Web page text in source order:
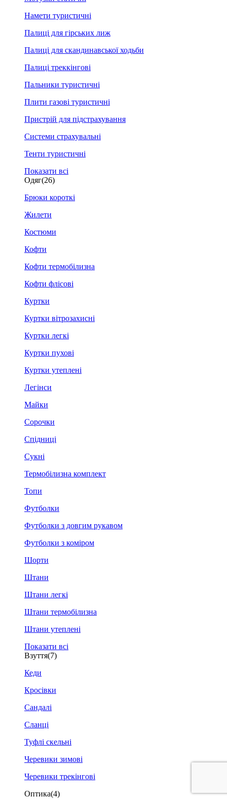
Намети туристичні
Палиці для гірських лиж
Палиці для скандинавської ходьби
Палиці треккінгові
Пальники туристичні
Плити газові туристичні
Пристрій для підстрахування
Системи страхувальні
Тенти туристичні
Показати всі
Одяг(26)
Брюки короткі
Жилети
Костюми
Кофти
Кофти термобілизна
Кофти флісові
Куртки
Куртки вітрозахисні
Куртки легкі
Куртки пухові
Куртки утеплені
Легінси
Майки
Сорочки
Спідниці
Сукні
Термобілизна комплект
Топи
Футболки
Футболки з довгим рукавом
Футболки з коміром
Шорти
Штани
Штани легкі
Штани термобілизна
Штани утеплені
Показати всі
Взуття(7)
Кеди
Кросівки
Сандалі
Сланці
Туфлі скельні
Черевики зимові
Черевики трекінгові
Оптика(4)